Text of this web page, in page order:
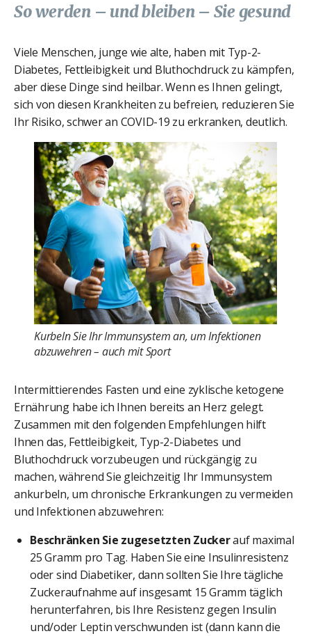
So werden – und bleiben – Sie gesund
Viele Menschen, junge wie alte, haben mit Typ-2-
Diabetes, Fettleibigkeit und Bluthochdruck zu kämpfen,
aber diese Dinge sind heilbar. Wenn es Ihnen gelingt,
sich von diesen Krankheiten zu befreien, reduzieren Sie
Ihr Risiko, schwer an COVID-19 zu erkranken, deutlich.
Kurbeln Sie Ihr Immunsystem an, um Infektionen
abzuwehren – auch mit Sport
Intermittierendes Fasten und eine zyklische ketogene
Ernährung habe ich Ihnen bereits an Herz gelegt.
Zusammen mit den folgenden Empfehlungen hilft
Ihnen das, Fettleibigkeit, Typ-2-Diabetes und
Bluthochdruck vorzubeugen und rückgängig zu
machen, während Sie gleichzeitig Ihr Immunsystem
ankurbeln, um chronische Erkrankungen zu vermeiden
und Infektionen abzuwehren:
Beschränken Sie zugesetzten Zuckerauf maximal
25 Gramm pro Tag. Haben Sie eine Insulinresistenz
oder sind Diabetiker, dann sollten Sie Ihre tägliche
Zuckeraufnahme auf insgesamt 15 Gramm täglich
herunterfahren, bis Ihre Resistenz gegen Insulin
und/oder Leptin verschwunden ist (dann kann die